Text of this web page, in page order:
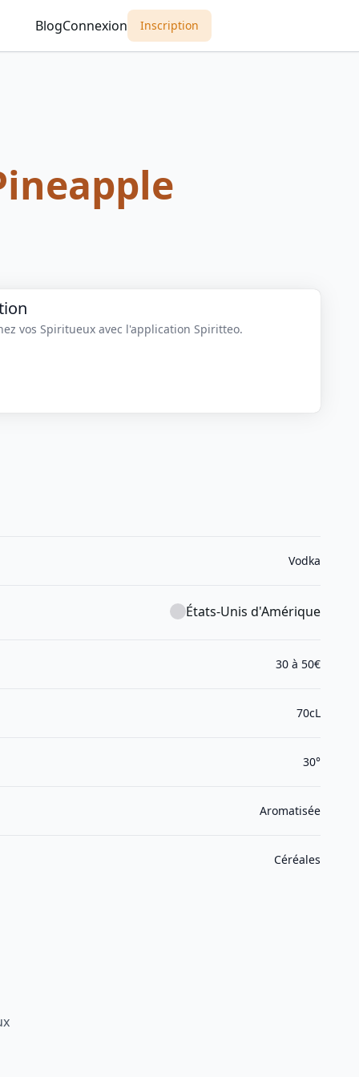
BlogConnexion Inscription
vos Spiritueux avec l'application Spiritteo.
Vodka
États-Unis d'Amérique
30 à 50€
70cL
30°
Aromatisée
Céréales